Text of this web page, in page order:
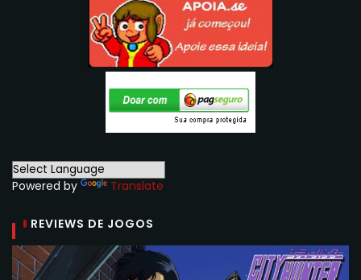
Powered by Translate
REVIEWS DE JOGOS